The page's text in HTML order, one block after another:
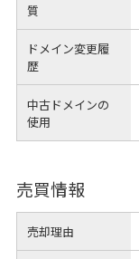
質
ドメイン変更履
歴
中古ドメインの
使用
売買情報
売却理由